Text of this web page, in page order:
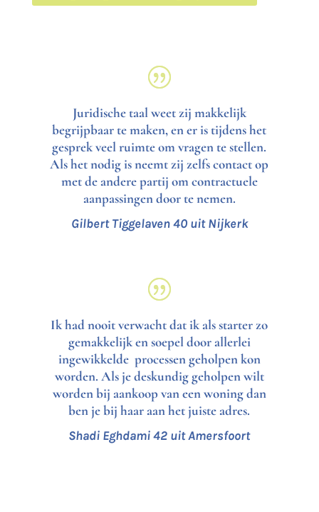
Juridische taal weet zij makkelijk
begrijpbaar te maken, en er is tijdens het
gesprek veel ruimte om vragen te stellen.
Als het nodig is neemt zij zelfs contact op
met de andere partij om contractuele
aanpassingen door te nemen.
Gilbert Tiggelaven 40 uit Nijkerk
Ik had nooit verwacht dat ik als starter zo
gemakkelijk en soepel door allerlei
ingewikkelde processen geholpen kon
worden. Als je deskundig geholpen wilt
worden bij aankoop van een woning dan
ben je bij haar aan het juiste adres.
Shadi Eghdami 42 uit Amersfoort